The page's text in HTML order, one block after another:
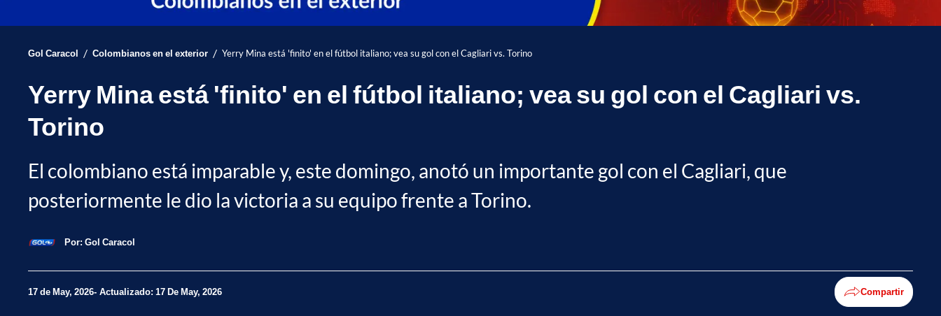
Gol Caracol / Colombianos en el exterior / Yerry Mina está 'finito' en el fútbol italiano; vea su gol con el Cagliari vs. Torino
Yerry Mina está 'finito' en el fútbol italiano; vea su gol con el Cagliari vs.
Torino
El colombiano está imparable y, este domingo, anotó un importante gol con el Cagliari, que
posteriormente le dio la victoria a su equipo frente a Torino.
Por: Gol Caracol
17 de May, 2026 Actualizado: 17 De May, 2026 Compartir